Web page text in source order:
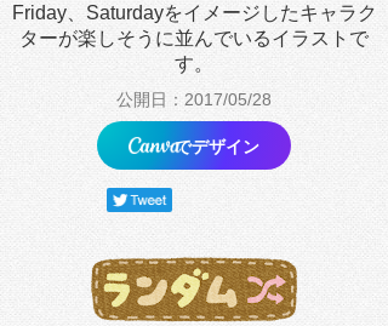
Friday、Saturdayをイメージしたキャラク
ターが楽しそうに並んでいるイラストで
す。
公開日：2017/05/28
でデザイン